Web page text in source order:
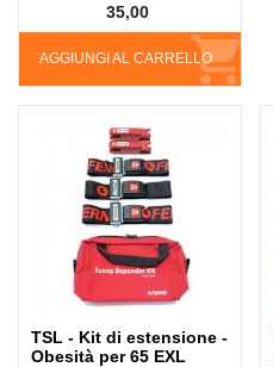
AGGIUNGI AL CARRELLO
35,00
TSL - Kit di estensione -
Obesità per 65 EXL